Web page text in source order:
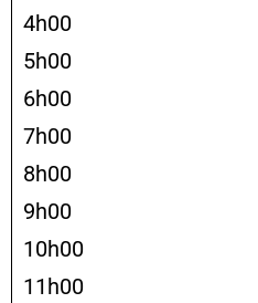
4h00
5h00
6h00
7h00
8h00
9h00
10h00
11h00